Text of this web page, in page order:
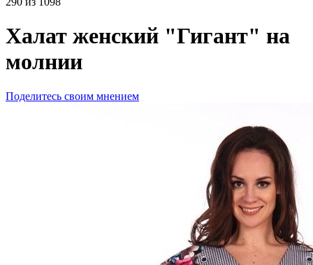
Халат женский "Гигант" на
молнии
Поделитесь своим мнением